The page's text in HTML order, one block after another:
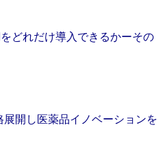
どれだけ導入できるかーその
開し医薬品イノベーションを